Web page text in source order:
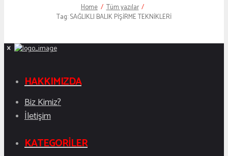
Home
Tüm yazılar
Tag: SAĞLIKLI BALIK PİŞİRME TEKNİKLERİ
HAKKIMIZDA
Biz Kimiz?
İletişim
KATEGORİLER